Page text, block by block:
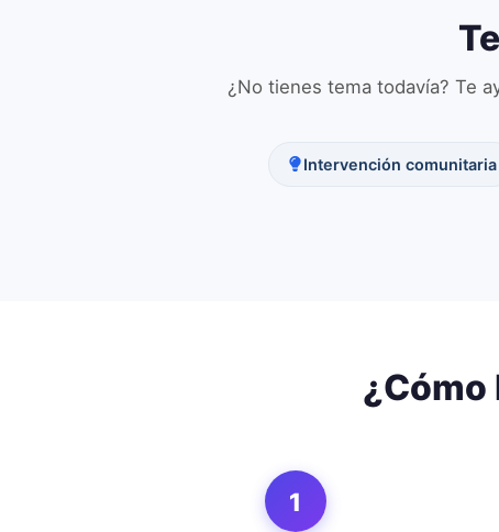
¿No tienes tema todavía? Te
Intervención comunitaria
¿Cómo
1